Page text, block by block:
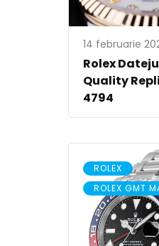
14 februarie
Rolex
Quality
4794
ROLEX ,
ROLEX GMT